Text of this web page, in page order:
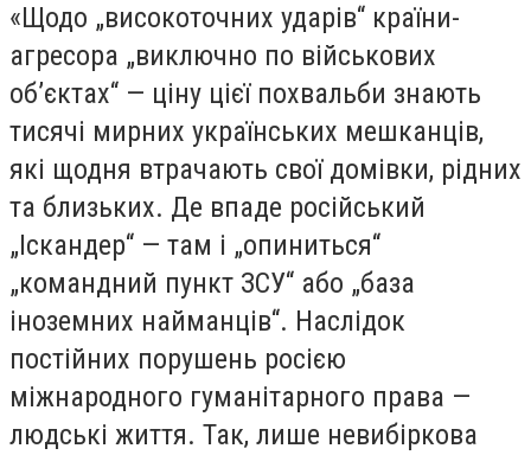
«Щодо „високоточних ударів“ країни-
агресора „виключно по військових
об’єктах“ — ціну цієї похвальби знають
тисячі мирних українських мешканців,
які щодня втрачають свої домівки, рідних
та близьких. Де впаде російський
„Іскандер“ — там і „опиниться“
„командний пункт ЗСУ“ або „база
іноземних найманців“. Наслідок
постійних порушень росією
міжнародного гуманітарного права —
людські життя. Так, лише невибіркова